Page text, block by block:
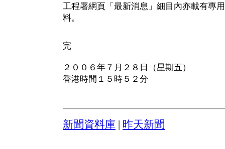
工程署網頁「最新消息」細目內亦載有專
料。
完
２００６年７月２８日（星期五）
香港時間１５時５２分
新聞資料庫 昨天新聞